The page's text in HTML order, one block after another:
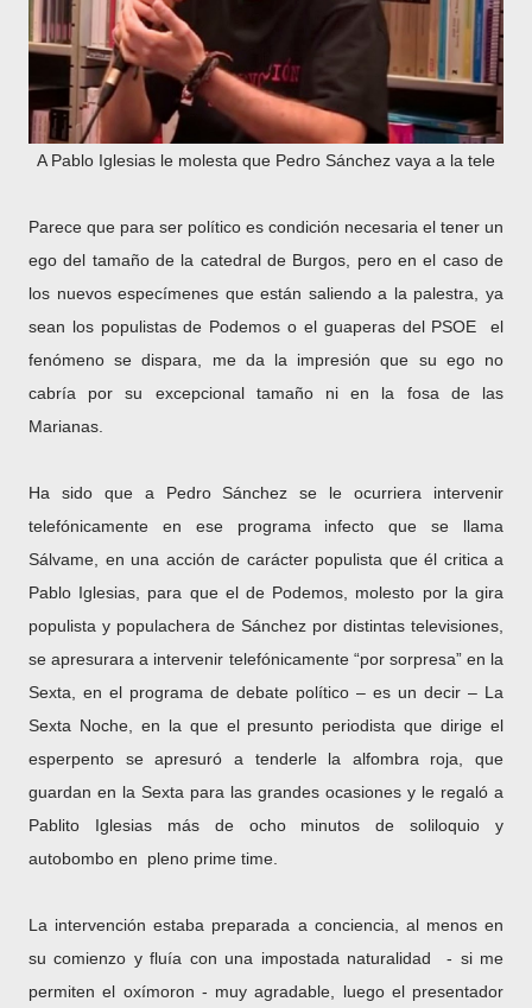
A Pablo Iglesias le molesta que Pedro Sánchez vaya a la tele
Parece que para ser político es condición necesaria el tener un
ego del tamaño de la catedral de Burgos, pero en el caso de
los nuevos especímenes que están saliendo a la palestra, ya
sean los populistas de Podemos o el guaperas del PSOE el
fenómeno se dispara, me da la impresión que su ego no
cabría por su excepcional tamaño ni en la fosa de las
Marianas.
Ha sido que a Pedro Sánchez se le ocurriera intervenir
telefónicamente en ese programa infecto que se llama
Sálvame, en una acción de carácter populista que él critica a
Pablo Iglesias, para que el de Podemos, molesto por la gira
populista y populachera de Sánchez por distintas televisiones,
se apresurara a intervenir telefónicamente “por sorpresa” en la
Sexta, en el programa de debate político – es un decir – La
Sexta Noche, en la que el presunto periodista que dirige el
esperpento se apresuró a tenderle la alfombra roja, que
guardan en la Sexta para las grandes ocasiones y le regaló a
Pablito Iglesias más de ocho minutos de soliloquio y
autobombo en pleno prime time.
La intervención estaba preparada a conciencia, al menos en
su comienzo y fluía con una impostada naturalidad - si me
permiten el oxímoron - muy agradable, luego el presentador